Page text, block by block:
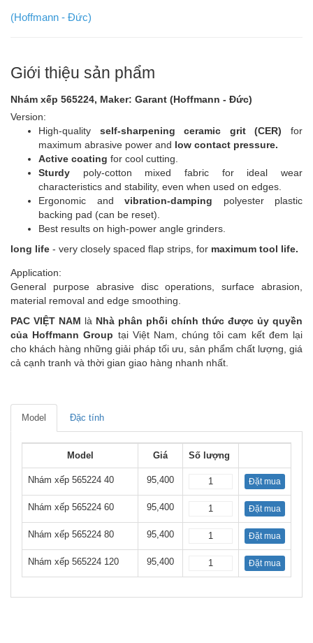
(Hoffmann - Đức)
Giới thiệu sản phẩm
Nhám xếp 565224, Maker: Garant (Hoffmann - Đức)
Version:
High-quality self-sharpening ceramic grit (CER) for
maximum abrasive power and low contact pressure.
Active coating for cool cutting.
Sturdy poly-cotton mixed fabric for ideal wear
characteristics and stability, even when used on edges.
Ergonomic and vibration-damping polyester plastic
backing pad (can be reset).
Best results on high-power angle grinders.
long life - very closely spaced flap strips, for maximum tool life.
Application:
General purpose abrasive disc operations, surface abrasion,
material removal and edge smoothing.
PAC VIỆT NAM là Nhà phân phối chính thức được ủy quyền
của Hoffmann Group tại Việt Nam, chúng tôi cam kết đem lại
cho khách hàng những giải pháp tối ưu, sản phẩm chất lượng, giá
cả cạnh tranh và thời gian giao hàng nhanh nhất.
Model Đặc tính
Model Giá Số lượng
Nhám xếp 565224 40 95,400 Đặt mua
Nhám xếp 565224 60 95,400 Đặt mua
Nhám xếp 565224 80 95,400 Đặt mua
Nhám xếp 565224 120 95,400 Đặt mua